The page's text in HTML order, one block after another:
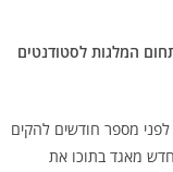
המלגות לסטודנטים
לפני מספר חודשים להקים
מאגד בתוכו את